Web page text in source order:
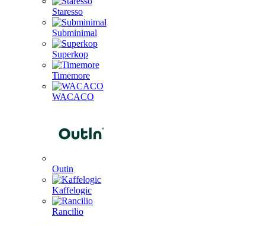
Staresso
Subminimal
Superkop
Timemore
WACACO
Outin
Kaffelogic
Rancilio